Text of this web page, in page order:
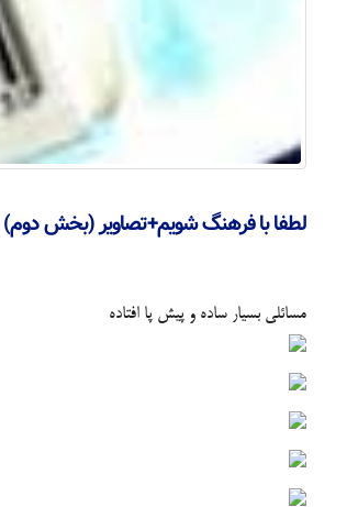
لطفا با فرهنگ شویم+تصاویر (بخش دوم)
مسائلی بسیار ساده و پیش پا افتاده